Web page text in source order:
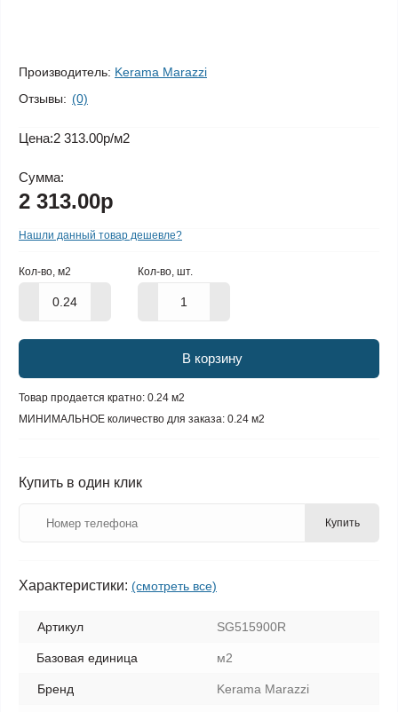
Производитель: Kerama Marazzi
Отзывы: (0)
Цена:2 313.00р/м2
Сумма:
2 313.00р
Нашли данный товар дешевле?
Кол-во, м2 Кол-во, шт.
В корзину
Товар продается кратно: 0.24 м2
МИНИМАЛЬНОЕ количество для заказа: 0.24 м2
Купить в один клик
Купить
Характеристики: (смотреть все)
Артикул SG515900R
Базовая единица м2
Бренд Kerama Marazzi